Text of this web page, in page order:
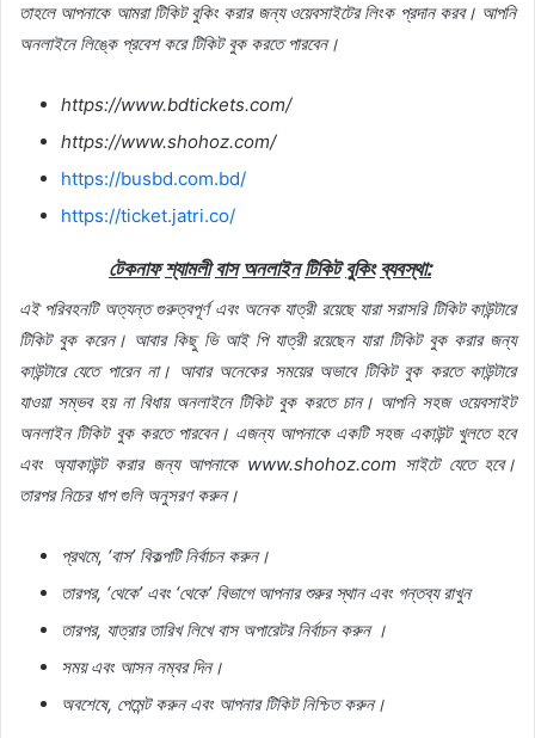
তাহলে আপনাকে আমরাটিকিটবুকিং করার জন্যওয়েবসাইটেরলিংক প্রদানকরব। আপনি
অনলাইনেলিঙ্কে প্রবেশকরেটিকিটবুককরতেপারবেন।
https://www.bdtickets.com/
https://www.shohoz.com/
https://busbd.com.bd/
https://ticket.jatri.co/
টেকনাফ শ্যামলী বাস অনলাইন টিকিট বুকিং ব্যবস্থা:
এই পরিবহনটি অত্যন্ত গুরুত্বপূর্ণ এবং অনেক যাত্রী রয়েছে যারা সরাসরি টিকিট কাউন্টারে
টিকিট বুক করেন। আবার কিছু ভি আই পি যাত্রী রয়েছেন যারা টিকিট বুক করার জন্য
কাউন্টারে যেতে পারেন না। আবার অনেকের সময়ের অভাবে টিকিট বুক করতে কাউন্টারে
যাওয়া সম্ভব হয় না বিধায় অনলাইনে টিকিট বুক করতে চান। আপনি সহজ ওয়েবসাইট
অনলাইন টিকিট বুক করতে পারবেন। এজন্য আপনাকে একটি সহজ একাউন্ট খুলতে হবে
এবং অ্যাকাউন্ট করার জন্য আপনাকেwww.shohoz.com সাইটে যেতে হবে।
তারপর নিচের ধাপ গুলি অনুসরণ করুন।
প্রথমে, ‘বাস’ বিকল্পটি নির্বাচন করুন।
তারপর, ‘থেকে’ এবং ‘থেকে’ বিভাগে আপনার শুরুর স্থান এবং গন্তব্য রাখুন
তারপর, যাত্রার তারিখ লিখে বাস অপারেটর নির্বাচন করুন ।
সময় এবং আসন নম্বর দিন।
অবশেষে, পেমেন্ট করুন এবং আপনার টিকিট নিশ্চিত করুন।